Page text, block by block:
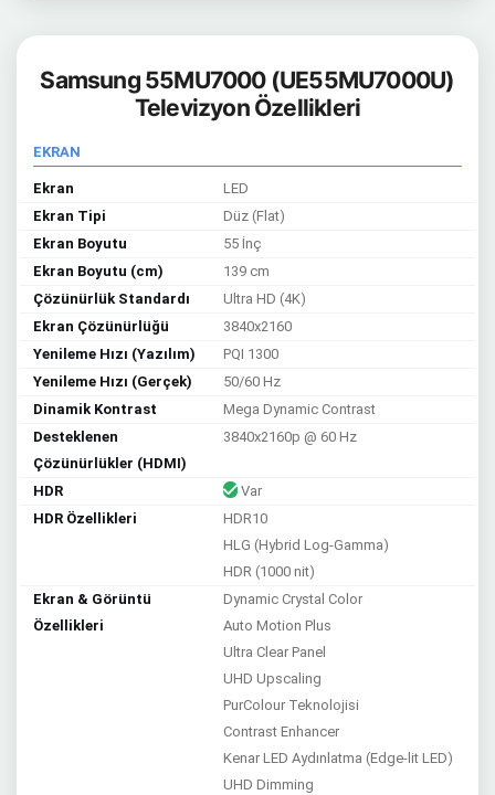
Samsung 55MU7000 (UE55MU7000U)
Televizyon Özellikleri
EKRAN
Ekran
LED
Ekran Tipi
Düz (Flat)
Ekran Boyutu
55 İnç
Ekran Boyutu (cm)
139 cm
Çözünürlük Standardı
Ultra HD (4K)
Ekran Çözünürlüğü
3840x2160
Yenileme Hızı (Yazılım)
PQI 1300
Yenileme Hızı (Gerçek)
50/60 Hz
Dinamik Kontrast
Mega Dynamic Contrast
Desteklenen
Çözünürlükler (HDMI)
3840x2160p @ 60 Hz
HDR
Var
HDR Özellikleri
HDR10
HLG (Hybrid Log-Gamma)
HDR (1000 nit)
Ekran & Görüntü
Özellikleri
Dynamic Crystal Color
Auto Motion Plus
Ultra Clear Panel
UHD Upscaling
PurColour Teknolojisi
Contrast Enhancer
Kenar LED Aydınlatma (Edge-lit LED)
UHD Dimming